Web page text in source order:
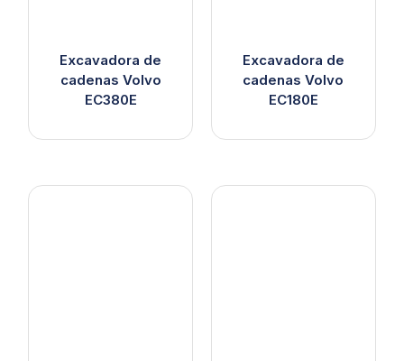
Excavadora de
cadenas Volvo
EC380E
Excavadora de
cadenas Volvo
EC180E